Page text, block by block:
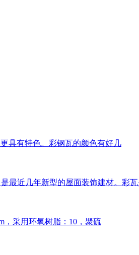
具有特色。彩钢瓦的颜色有好几
最近几年新型的屋面装饰建材。彩
，采用环氧树脂：10，聚硫